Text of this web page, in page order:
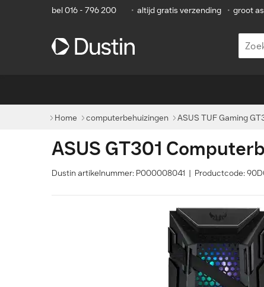
bel 016 - 796 200 • altijd gratis verzending • groot
Home computerbehuizingen ASUS TUF Gaming
ASUS GT301
Dustin artikelnummer: P000008041 | Productcode: